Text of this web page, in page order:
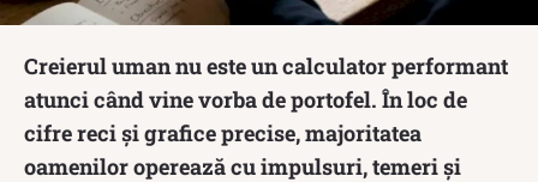
Creierul uman nu este un calculator performant
atunci când vine vorba de portofel. În loc de
cifre reci și grafice precise, majoritatea
oamenilor operează cu impulsuri, temeri și